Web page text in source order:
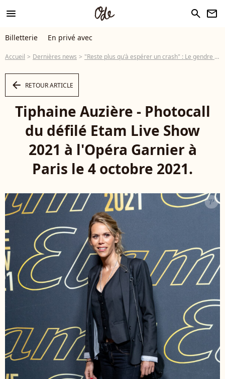
menu search newsletter
Billetterie En privé avec
Accueil Dernières news "Reste plus qu'à espérer un crash" : Le gendre de Brigitte Macron s'explique sur son tweet contre Eric Zemmour
arrow_left RETOUR ARTICLE
Tiphaine Auzière - Photocall
du défilé Etam Live Show
2021 à l'Opéra Garnier à
Paris le 4 octobre 2021.